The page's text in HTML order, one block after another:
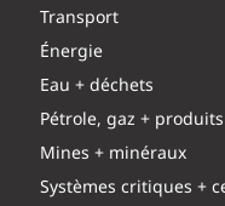
Transport
Énergie
Eau + déchets
Pétrole, gaz +
Mines + minéraux
Systèmes critiques +